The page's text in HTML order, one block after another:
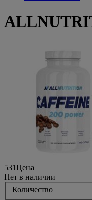
531Цена
Нет в наличии
Количество